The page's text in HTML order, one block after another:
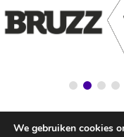
We gebruiken cookies